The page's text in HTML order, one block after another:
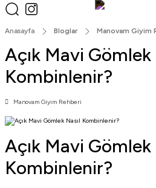
Peşin Fiyatına 3
Anasayfa Bloglar Manovam Giyim
Açık Mavi Gömlek
Kombinlenir?
Manovam Giyim Rehberi
Açık Mavi Gömlek
Kombinlenir?